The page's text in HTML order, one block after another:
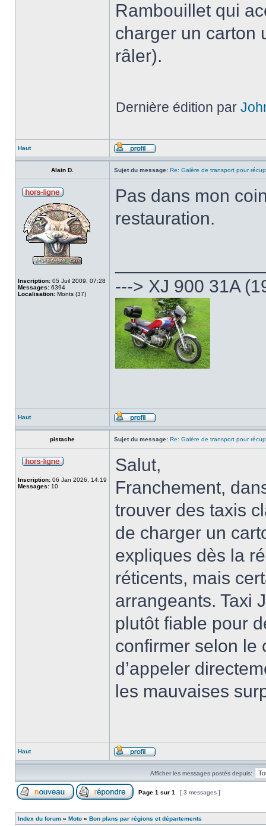
Rambouillet qui
charger un carton
râler).
Dernière édition par
Haut
Alain D. Sujet du message: Re: Galère de transport pour
Inscription: 05 Juil 2009, 07:28
Messages: 6394
Localisation: Monts (37)
Pas dans mon
restauration.
---> XJ 900 31A
Haut
pistache Sujet du message: Re: Galère de transport pour
Inscription: 06 Jan 2026, 14:19
Messages: 10
Salut,
Franchement,
trouver des taxis
de charger un
expliques dès la
réticents, mais
arrangeants. Taxi
plutôt fiable pour
confirmer selon le
d’appeler
les mauvaises
Haut
Afficher les messages postés depuis:
Page 1 sur 1 [ 3 messages ]
Index du forum » Moto » Bon plans par régions et départements